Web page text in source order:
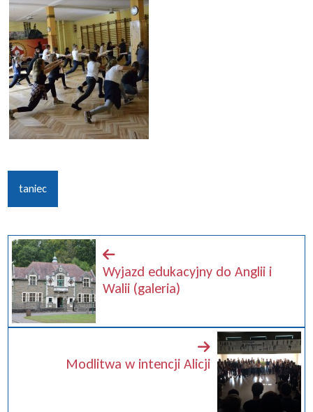
taniec
Wyjazd edukacyjny do Anglii i
Walii (galeria)
Modlitwa w intencji Alicji